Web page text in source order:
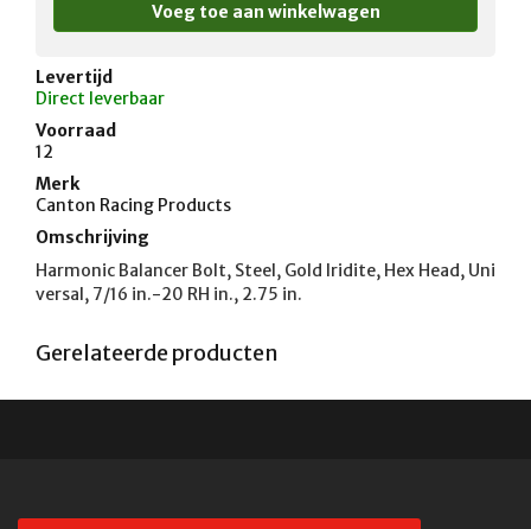
Levertijd
Direct leverbaar
Voorraad
12
Merk
Canton Racing Products
Omschrijving
Harmonic Balancer Bolt, Steel, Gold Iridite, Hex Head, Uni
versal, 7/16 in.-20 RH in., 2.75 in.
Gerelateerde producten